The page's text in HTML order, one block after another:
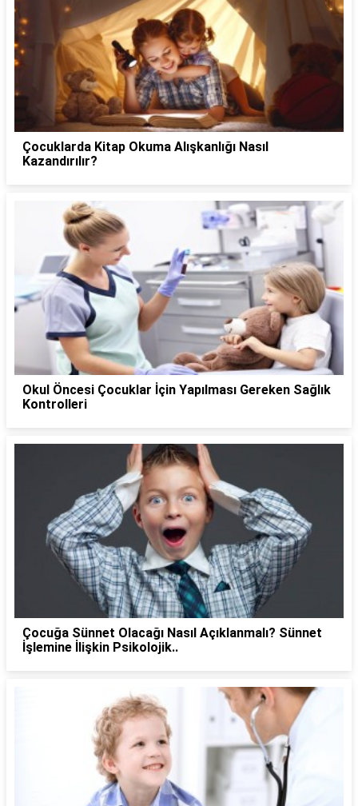
Çocuklarda Kitap Okuma Alışkanlığı Nasıl
Kazandırılır?
Okul Öncesi Çocuklar İçin Yapılması Gereken Sağlık
Kontrolleri
Çocuğa Sünnet Olacağı Nasıl Açıklanmalı? Sünnet
İşlemine İlişkin Psikolojik..